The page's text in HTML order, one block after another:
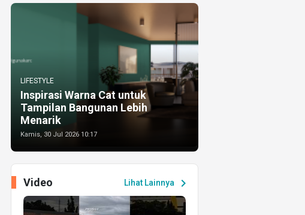
LIFESTYLE
Inspirasi Warna Cat untuk
Tampilan Bangunan Lebih
Menarik
Kamis, 30 Jul 2026 10:17
Lihat Lainnya chevron_right
Video